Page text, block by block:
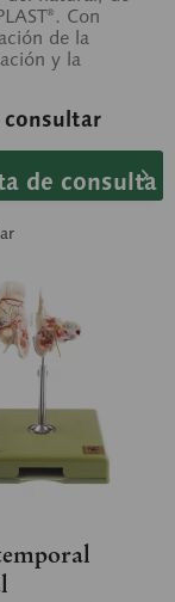
Con
de la
y la
consultar
de consulta